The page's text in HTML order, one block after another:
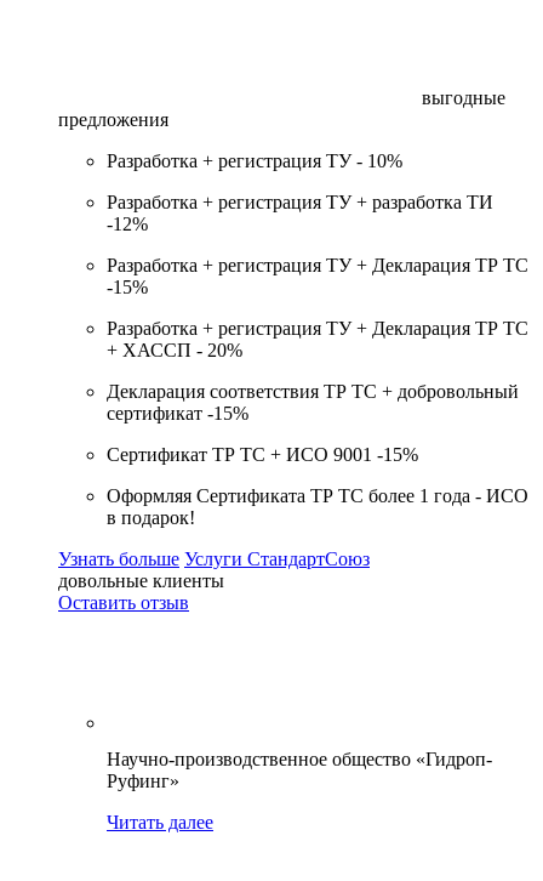
выгодные
предложения
Разработка + регистрация ТУ - 10%
Разработка + регистрация ТУ + разработка ТИ
-12%
Разработка + регистрация ТУ + Декларация ТР ТС
-15%
Разработка + регистрация ТУ + Декларация ТР ТС
+ ХАССП - 20%
Декларация соответствия ТР ТС + добровольный
сертификат -15%
Сертификат ТР ТС + ИСО 9001 -15%
Оформляя Сертификата ТР ТС более 1 года - ИСО
в подарок!
Узнать больше Услуги СтандартСоюз
довольные клиенты
Оставить отзыв
Научно-производственное общество «Гидроп-
Руфинг»
Читать далее